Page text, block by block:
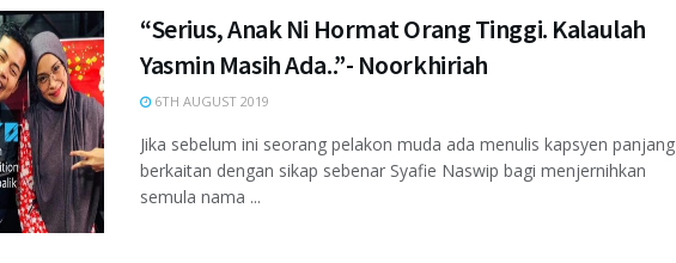
“Serius, Anak Ni Hormat Orang Tinggi. Kalaulah
Yasmin Masih Ada..”- Noorkhiriah
6TH AUGUST 2019
Jika sebelum ini seorang pelakon muda ada menulis kapsyen panjang
berkaitan dengan sikap sebenar Syafie Naswip bagi menjernihkan
semula nama ...